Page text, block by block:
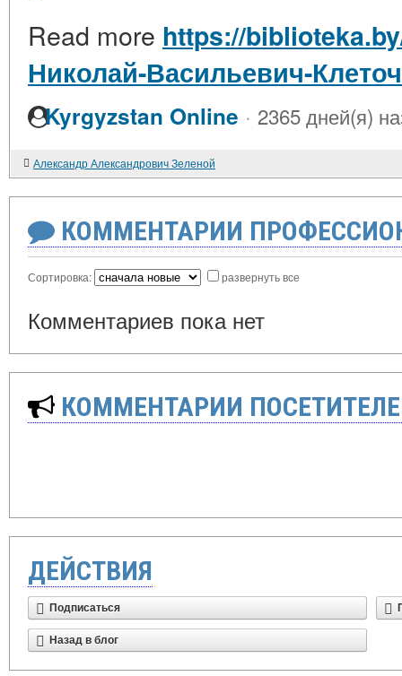
Read more https://
Николай-Васильевич-
Kyrgyzstan Online · 2365 дней(я)
Александр Александрович Зеленой
КОММЕНТАРИИ
Сортировка: развернуть все
Комментариев пока нет
КОММЕНТАРИИ
ДЕЙСТВИЯ
Подписаться
Назад в блог